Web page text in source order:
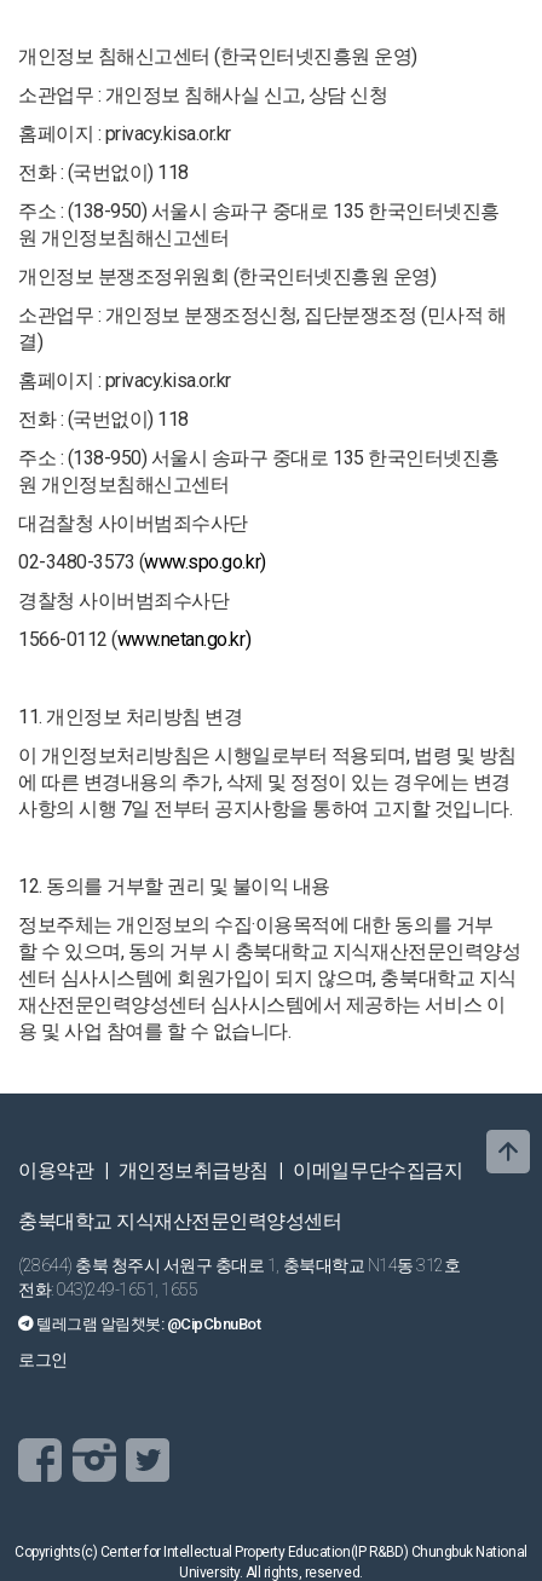
개인정보 침해신고센터 (한국인터넷진흥원 운영)
소관업무 : 개인정보 침해사실 신고, 상담 신청
홈페이지 : privacy.kisa.or.kr
전화 : (국번없이) 118
주소 : (138-950) 서울시 송파구 중대로 135 한국인터넷진흥
원 개인정보침해신고센터
개인정보 분쟁조정위원회 (한국인터넷진흥원 운영)
소관업무 : 개인정보 분쟁조정신청, 집단분쟁조정 (민사적 해
결)
홈페이지 : privacy.kisa.or.kr
전화 : (국번없이) 118
주소 : (138-950) 서울시 송파구 중대로 135 한국인터넷진흥
원 개인정보침해신고센터
대검찰청 사이버범죄수사단
02-3480-3573 (www.spo.go.kr)
경찰청 사이버범죄수사단
1566-0112 (www.netan.go.kr)
11. 개인정보 처리방침 변경
이 개인정보처리방침은 시행일로부터 적용되며, 법령 및 방침
에 따른 변경내용의 추가, 삭제 및 정정이 있는 경우에는 변경
사항의 시행 7일 전부터 공지사항을 통하여 고지할 것입니다.
12. 동의를 거부할 권리 및 불이익 내용
정보주체는 개인정보의 수집·이용목적에 대한 동의를 거부
할 수 있으며, 동의 거부 시 충북대학교 지식재산전문인력양성
센터 심사시스템에 회원가입이 되지 않으며, 충북대학교 지식
재산전문인력양성센터 심사시스템에서 제공하는 서비스 이
용 및 사업 참여를 할 수 없습니다.
이용약관 | 개인정보취급방침 | 이메일무단수집금지
충북대학교 지식재산전문인력양성센터
(28644) 충북 청주시 서원구 충대로 1, 충북대학교 N14동 312호
전화: 043)249-1651, 1655
텔레그램 알림챗봇: @CipCbnuBot
로그인
Copyrights(c) Center for Intellectual Property Education(IP R&BD) Chungbuk National
University. All rights, reserved.